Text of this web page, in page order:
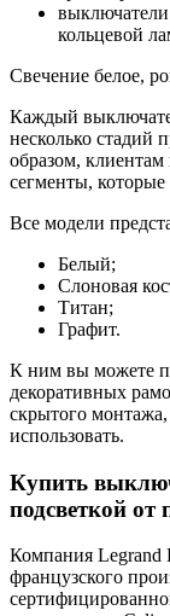
кольцевой
Свечение белое,
Каждый
несколько стадий
образом,
сегменты,
Все модели
Белый;
Слоновая
Титан;
Графит.
К ним вы можете
декоративных
скрытого
использовать.
Купить
подсветкой от
Компания Legrand
французского